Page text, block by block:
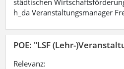
städtischen
h_da Veranstaltungsmanager
POE: "LSF (Lehr-
Relevanz: